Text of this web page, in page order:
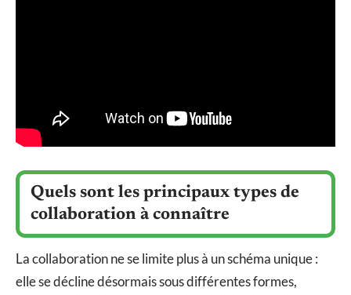
Quels sont les principaux types de
collaboration à connaître
La collaboration ne se limite plus à un schéma unique :
elle se décline désormais sous différentes formes,